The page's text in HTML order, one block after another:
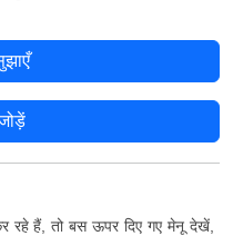
रहे हैं, तो बस ऊपर दिए गए मेनू देखें,